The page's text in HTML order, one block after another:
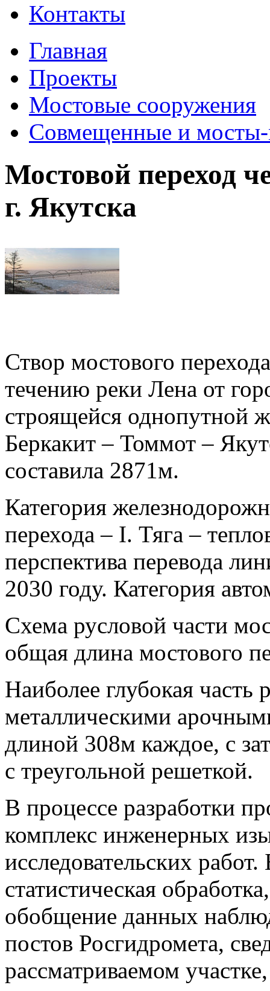
Контакты
Главная
Проекты
Мостовые сооружения
Совмещенные и
Мостовой переход
г. Якутска
Створ мостового
течению реки Лена от
строящейся однопутной
Беркакит – Томмот –
составила 2871м.
Категория
перехода – I. Тяга –
перспектива перевода
2030 году. Категория
Схема русловой части
общая длина мостового
Наиболее глубокая часть
металлическими
длиной 308м каждое, с
с треугольной решеткой.
В процессе разработки
комплекс инженерных
исследовательских
статистическая
обобщение данных
постов Росгидромета,
рассматриваемом